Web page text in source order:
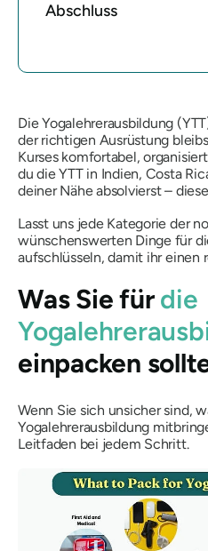
Abschluss
Die Yogalehrerausbildung
der richtigen Ausrüstung
Kurses komfortabel,
du die YTT in Indien, Costa
deiner Nähe absolvierst –
Lasst uns jede Kategorie der
wünschenswerten Dinge für
aufschlüsseln, damit ihr einen
Was Sie fürdie
einpacken
Wenn Sie sich unsicher sind,
Yogalehrerausbildung
Leitfaden bei jedem Schritt.